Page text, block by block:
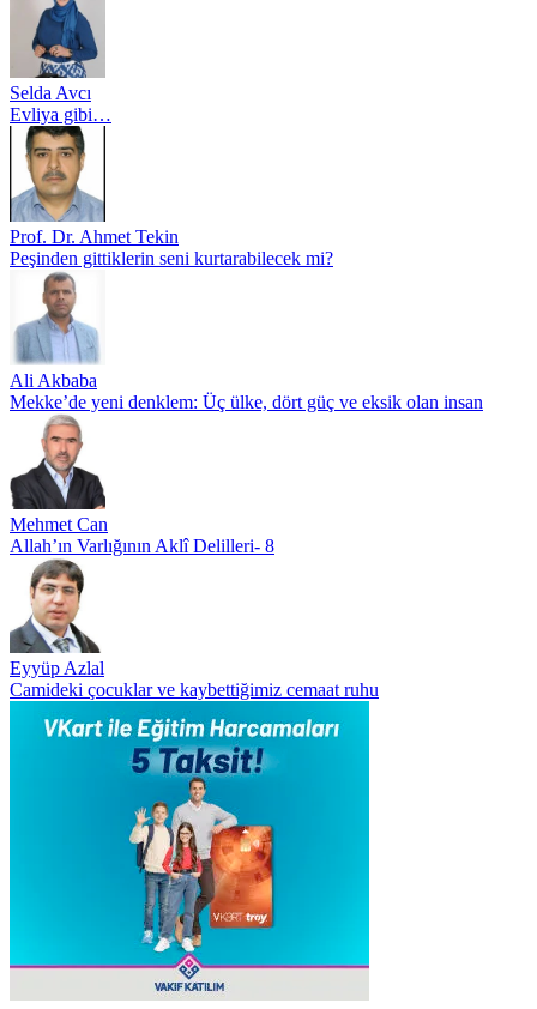
Selda Avcı
Evliya gibi…
Prof. Dr. Ahmet Tekin
Peşinden gittiklerin seni kurtarabilecek mi?
Ali Akbaba
Mekke’de yeni denklem: Üç ülke, dört güç ve eksik olan insan
Mehmet Can
Allah’ın Varlığının Aklî Delilleri- 8
Eyyüp Azlal
Camideki çocuklar ve kaybettiğimiz cemaat ruhu